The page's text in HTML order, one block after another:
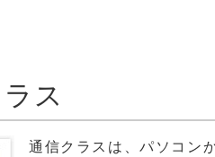
ス
通信クラスは、パソコン